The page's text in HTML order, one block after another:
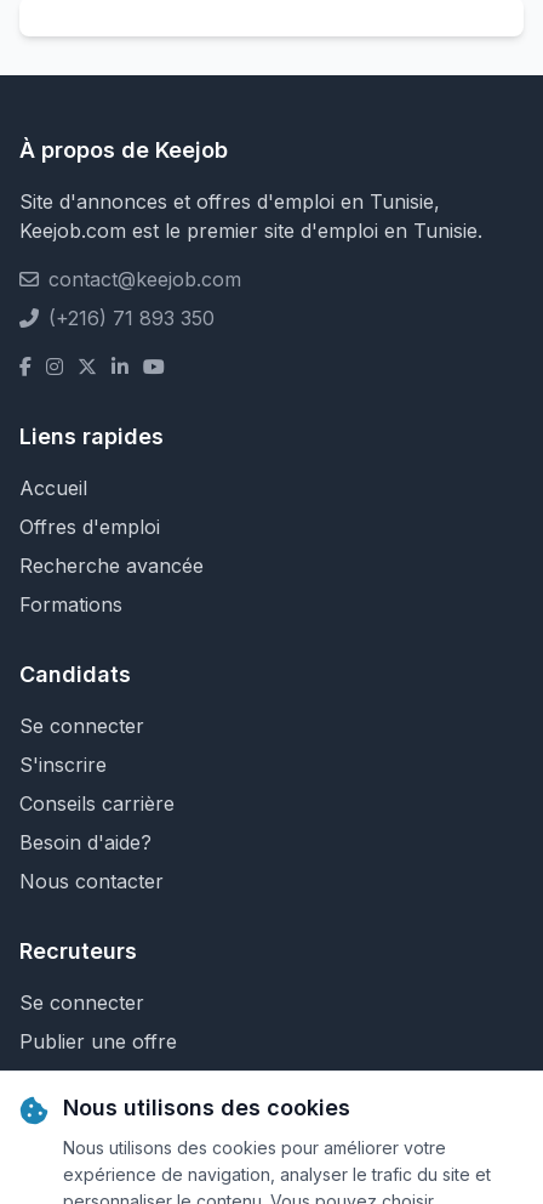
À propos de Keejob
Site d'annonces et offres d'emploi en Tunisie,
Keejob.com est le premier site d'emploi en Tunisie.
contact@keejob.com
(+216) 71 893 350
Liens rapides
Accueil
Offres d'emploi
Recherche avancée
Formations
Candidats
Se connecter
S'inscrire
Conseils carrière
Besoin d'aide?
Nous contacter
Recruteurs
Se connecter
Publier une offre
Nous contacter
Nous utilisons des cookies
Nous utilisons des cookies pour améliorer votre
expérience de navigation, analyser le trafic du site et